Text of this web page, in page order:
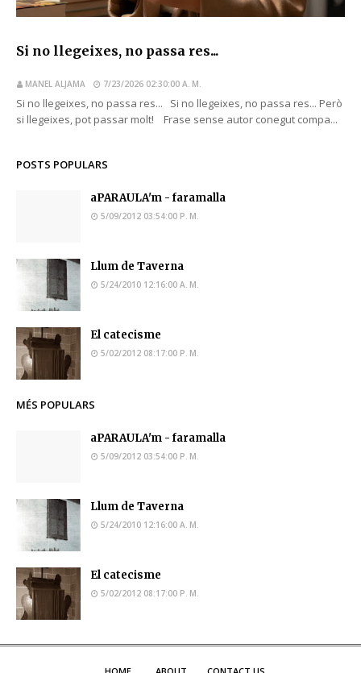
Si no llegeixes, no passa res...
MANEL ALJAMA 7/23/2026 02:30:00 A. M.
Si no llegeixes, no passa res... Si no llegeixes, no passa res... Però
si llegeixes, pot passar molt! Frase sense autor conegut compa...
POSTS POPULARS
aPARAULA'm - faramalla
5/09/2012 03:54:00 P. M.
Llum de Taverna
5/24/2010 12:16:00 A. M.
El catecisme
5/02/2012 08:17:00 P. M.
MÉS POPULARS
aPARAULA'm - faramalla
5/09/2012 03:54:00 P. M.
Llum de Taverna
5/24/2010 12:16:00 A. M.
El catecisme
5/02/2012 08:17:00 P. M.